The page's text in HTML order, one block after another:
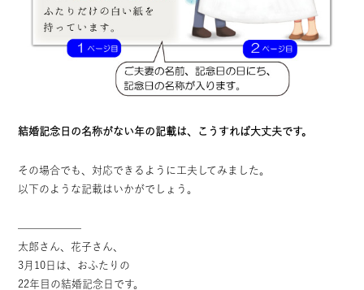
結婚記念日の名称がない年の記載は、こうすれば大丈夫です。
その場合でも、対応できるように工夫してみました。
以下のような記載はいかがでしょう。
——————
太郎さん、花子さん、
3月10日は、おふたりの
22年目の結婚記念日です。